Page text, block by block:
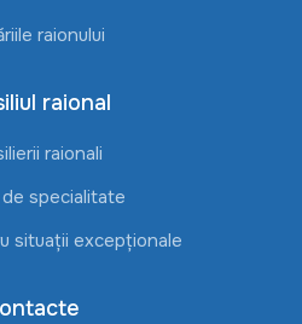
raionului
raional
raionali
specialitate
situații excepționale